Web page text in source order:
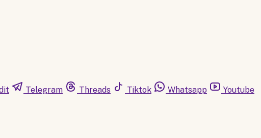
Telegram Threads Tiktok Whatsapp Youtube